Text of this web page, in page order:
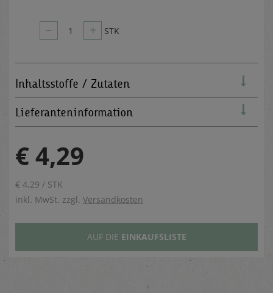
– 1 + STK
Inhaltsstoffe / Zutaten
Lieferanteninformation
€ 4,29
€ 4,29 / STK
inkl. MwSt. zzgl. Versandkosten
AUF DIE EINKAUFSLISTE